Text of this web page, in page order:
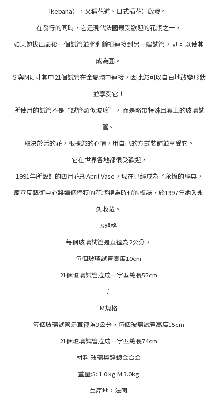
Ikebana），又稱花道、日式插花）啟發。
在發行的同時，它是現代法國最受歡迎的花瓶之一，
如果妳拔出最後一個試管並將剩餘扣連接到另一端試管， 則可以使其
成為圓。
Ｓ與M尺寸其中21個試管在金屬環中連接，因此您可以自由地改變形狀
並享受它！
所使用的試管不是“試管類似玻璃”， 而是略帶特殊且真正的玻璃試
管。
取決於活的花，根據您的心情，用自己的方式裝飾並享受它。
它在世界各地都很受歡迎，
1991年所設計的四月花瓶April Vase，現在已經成為了永恆的經典，
龐畢度藝術中心將這個獨特的花瓶視為時代的標誌，於1997年納入永
久收藏。
S規格
每個玻璃試管是直徑為2公分，
每個玻璃試管高度10cm
21個玻璃試管拉成一字型總長55cm
/
M規格
每個玻璃試管是直徑為3公分，每個玻璃試管高度15cm
21個玻璃試管拉成一字型總長74cm
材料:玻璃與鋅鍍金合金
重量:S: 1.0 kg M:3.0kg
生產地：法國